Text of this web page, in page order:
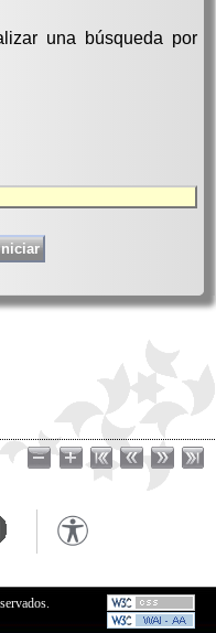
una búsqueda por